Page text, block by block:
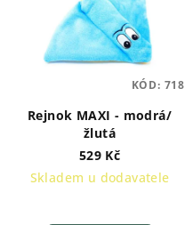
Rejnok MAXI - modrá/
žlutá
529 Kč
Skladem u dodavatele
KÓD: 718